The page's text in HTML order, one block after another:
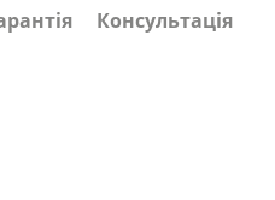
Консультація